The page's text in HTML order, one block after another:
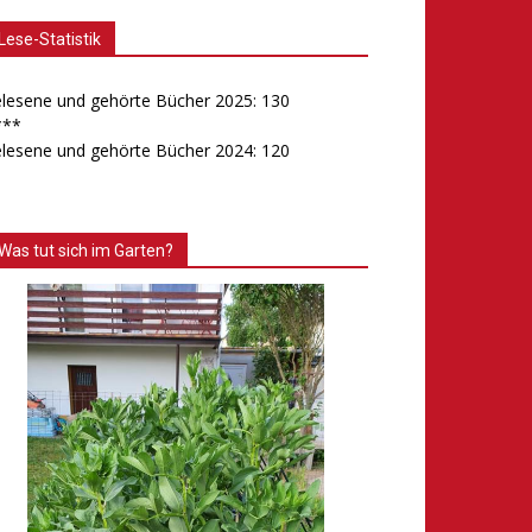
Lese-Statistik
und gehörte Bücher 2025: 130
und gehörte Bücher 2024: 120
tut sich im Garten?